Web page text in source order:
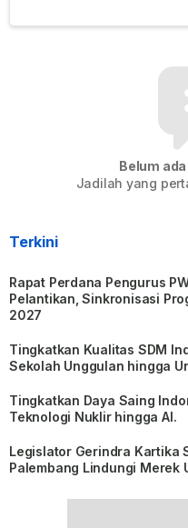
Belum
Jadilah yang
Terkini
Rapat Perdana Pengurus
Pelantikan, Sinkronisasi
2027
Tingkatkan Kualitas SDM
Sekolah Unggulan hingga
Tingkatkan Daya Saing
Teknologi Nuklir hingga AI.
Legislator Gerindra Kartika
Palembang Lindungi Merek